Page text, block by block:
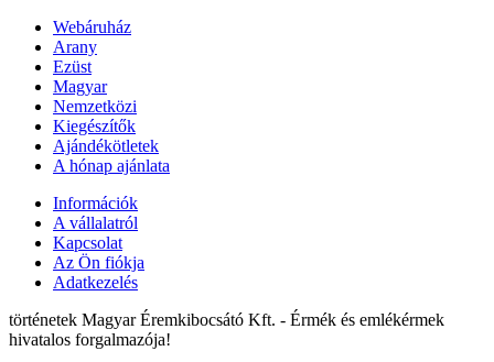
Webáruház
Arany
Ezüst
Magyar
Nemzetközi
Kiegészítők
Ajándékötletek
A hónap ajánlata
Információk
A vállalatról
Kapcsolat
Az Ön fiókja
Adatkezelés
történetek Magyar Éremkibocsátó Kft. - Érmék és emlékérmek
hivatalos forgalmazója!